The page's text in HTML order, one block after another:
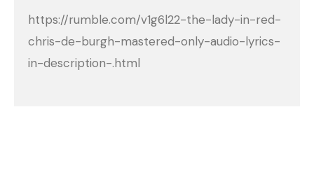
https://rumble.com/v1g6l22-the-lady-in-red-
chris-de-burgh-mastered-only-audio-lyrics-
in-description-.html